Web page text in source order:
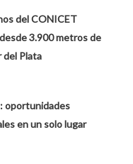
del CONICET
3.900 metros de
del Plata
oportunidades
en un solo lugar